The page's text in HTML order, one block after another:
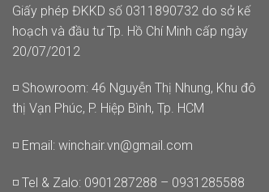
Giấy phép ĐKKD số 0311890732 do sở kế
hoạch và đầu tư Tp. Hồ Chí Minh cấp ngày
20/07/2012
◽ Showroom: 46 Nguyễn Thị Nhung, Khu đô
thị Vạn Phúc, P. Hiệp Bình, Tp. HCM
◽ Email: winchair.vn@gmail.com
◽ Tel & Zalo: 0901287288 – 0931285588